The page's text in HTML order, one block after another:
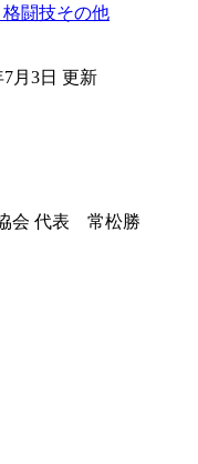
闘技その他
7月3日 更新
会 代表 常松勝